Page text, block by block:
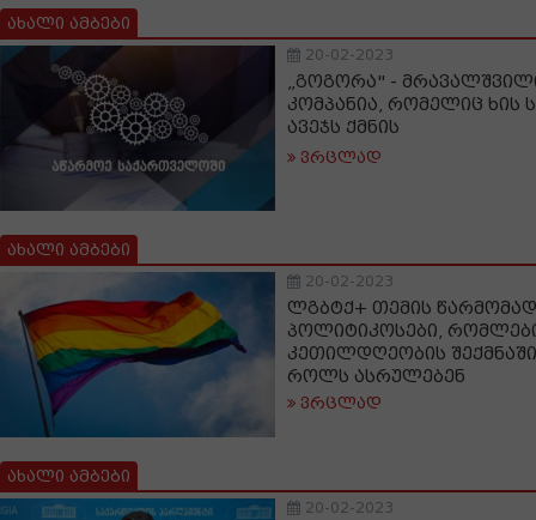
ახალი ამბები
20-02-2023
„გოგორა" -
კომპანია, რომელიც ხის
ავეჯს ქმნის
ვრცლად
ახალი ამბები
20-02-2023
ლგბტქ+ თემის
პოლიტიკოსები,
კეთილდღეობის
როლს ასრულებენ
ვრცლად
ახალი ამბები
20-02-2023